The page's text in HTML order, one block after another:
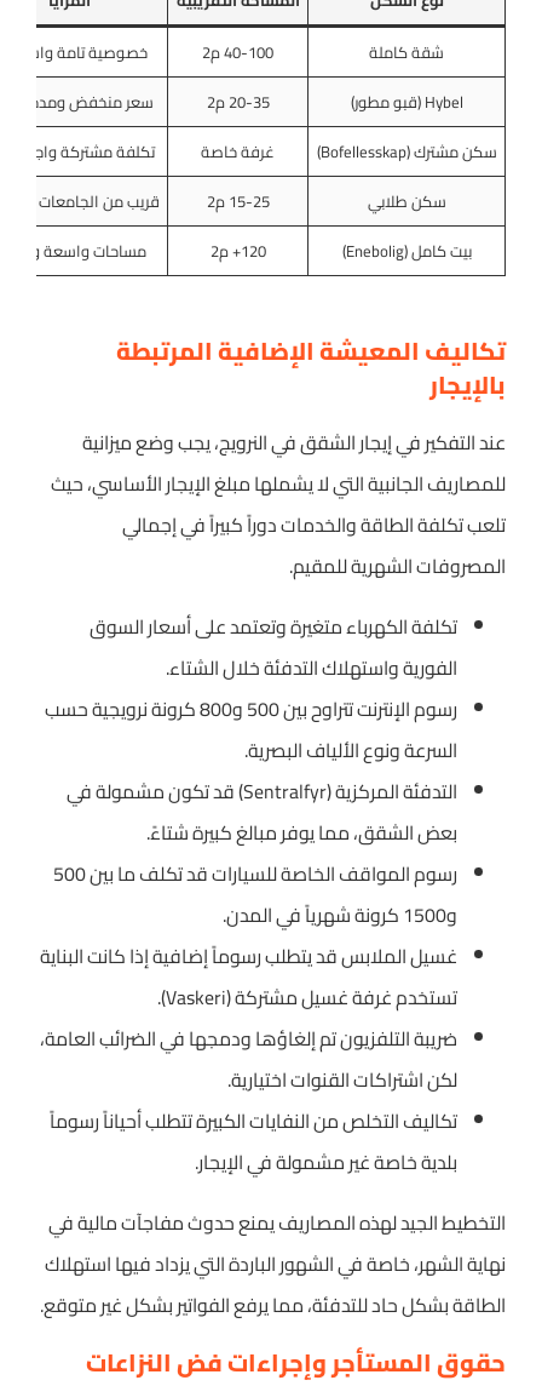
شقة كاملة
40-100 م2
خصوصية تامة
Hybel (قبو مطور)
20-35 م2
سعر منخفض ومدخل
سكن مشترك (Bofellesskap)
غرفة خاصة
تكلفة مشتركة
سكن طلابي
15-25 م2
قريب من الجامعات
بيت كامل (Enebolig)
120+ م2 مساحات واسعة
تكاليف المعيشة الإضافية المرتبطة
بالإيجار
عند التفكير في إيجار الشقق في النرويج، يجب وضع ميزانية
للمصاريف الجانبية التي لا يشملها مبلغ الإيجار الأساسي، حيث
تلعب تكلفة الطاقة والخدمات دوراً كبيراً في إجمالي
المصروفات الشهرية للمقيم.
تكلفة الكهرباء متغيرة وتعتمد على أسعار السوق
الفورية واستهلاك التدفئة خلال الشتاء.
رسوم الإنترنت تتراوح بين 500 و800 كرونة نرويجية حسب
السرعة ونوع الألياف البصرية.
التدفئة المركزية (Sentralfyr) قد تكون مشمولة في
بعض الشقق، مما يوفر مبالغ كبيرة شتاءً.
رسوم المواقف الخاصة للسيارات قد تكلف ما بين 500
و1500 كرونة شهرياً في المدن.
غسيل الملابس قد يتطلب رسوماً إضافية إذا كانت البناية
تستخدم غرفة غسيل مشتركة (Vaskeri).
ضريبة التلفزيون تم إلغاؤها ودمجها في الضرائب العامة،
لكن اشتراكات القنوات اختيارية.
تكاليف التخلص من النفايات الكبيرة تتطلب أحياناً رسوماً
بلدية خاصة غير مشمولة في الإيجار.
التخطيط الجيد لهذه المصاريف يمنع حدوث مفاجآت مالية في
نهاية الشهر، خاصة في الشهور الباردة التي يزداد فيها استهلاك
الطاقة بشكل حاد للتدفئة، مما يرفع الفواتير بشكل غير متوقع.
حقوق المستأجر وإجراءات فض النزاعات